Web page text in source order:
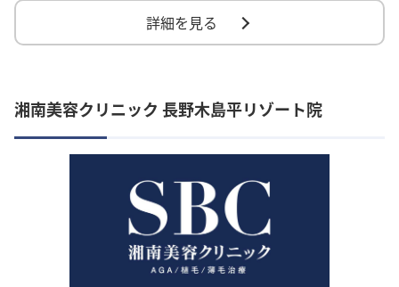
詳細を見る
湘南美容クリニック 長野木島平リゾート院